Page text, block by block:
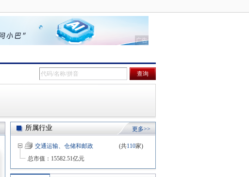
所属行业 更多>>
交通运输、仓储和邮政
业
(共110家)
总市值： 15582.51亿元